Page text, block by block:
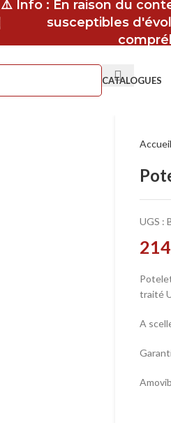
⚠️ Info : En raison du
susceptibles
CATALOGUES
Accueil
UGS :
traité
A